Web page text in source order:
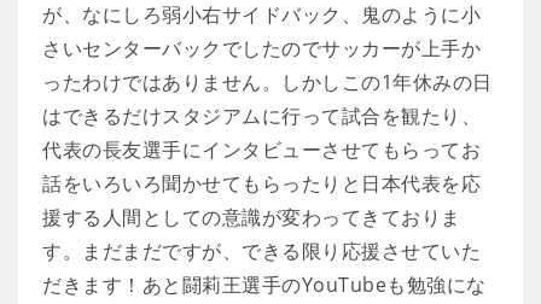
が、なにしろ弱小右サイドバック、鬼のように小
さいセンターバックでしたのでサッカーが上手か
ったわけではありません。しかしこの1年休みの日
はできるだけスタジアムに行って試合を観たり、
代表の長友選手にインタビューさせてもらってお
話をいろいろ聞かせてもらったりと日本代表を応
援する人間としての意識が変わってきておりま
す。まだまだですが、できる限り応援させていた
だきます！あと闘莉王選手のYouTubeも勉強にな